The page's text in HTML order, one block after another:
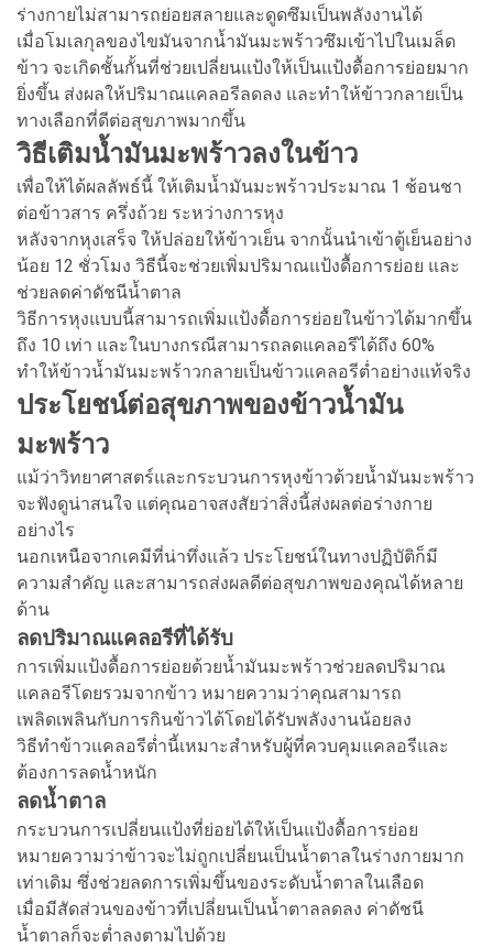
ร่างกายไม่สามารถย่อยสลายและดูดซึมเป็นพลังงานได้
เมื่อโมเลกุลของไขมันจากน้ำมันมะพร้าวซึมเข้าไปในเมล็ด
ข้าว จะเกิดชั้นกั้นที่ช่วยเปลี่ยนแป้งให้เป็นแป้งดื้อการย่อยมาก
ยิ่งขึ้น ส่งผลให้ปริมาณแคลอรีลดลง และทำให้ข้าวกลายเป็น
ทางเลือกที่ดีต่อสุขภาพมากขึ้น
วิธีเติมน้ำมันมะพร้าวลงในข้าว
เพื่อให้ได้ผลลัพธ์นี้ ให้เติมน้ำมันมะพร้าวประมาณ 1 ช้อนชา
ต่อข้าวสาร ครึ่งถ้วย ระหว่างการหุง
หลังจากหุงเสร็จ ให้ปล่อยให้ข้าวเย็น จากนั้นนำเข้าตู้เย็นอย่าง
น้อย 12 ชั่วโมง วิธีนี้จะช่วยเพิ่มปริมาณแป้งดื้อการย่อย และ
ช่วยลดค่าดัชนีน้ำตาล
วิธีการหุงแบบนี้สามารถเพิ่มแป้งดื้อการย่อยในข้าวได้มากขึ้น
ถึง 10 เท่า และในบางกรณีสามารถลดแคลอรีได้ถึง 60%
ทำให้ข้าวน้ำมันมะพร้าวกลายเป็นข้าวแคลอรีต่ำอย่างแท้จริง
ประโยชน์ต่อสุขภาพของข้าวน้ำมัน
มะพร้าว
แม้ว่าวิทยาศาสตร์และกระบวนการหุงข้าวด้วยน้ำมันมะพร้าว
จะฟังดูน่าสนใจ แต่คุณอาจสงสัยว่าสิ่งนี้ส่งผลต่อร่างกาย
อย่างไร
นอกเหนือจากเคมีที่น่าทึ่งแล้ว ประโยชน์ในทางปฏิบัติก็มี
ความสำคัญ และสามารถส่งผลดีต่อสุขภาพของคุณได้หลาย
ด้าน
ลดปริมาณแคลอรีที่ได้รับ
การเพิ่มแป้งดื้อการย่อยด้วยน้ำมันมะพร้าวช่วยลดปริมาณ
แคลอรีโดยรวมจากข้าว หมายความว่าคุณสามารถ
เพลิดเพลินกับการกินข้าวได้โดยได้รับพลังงานน้อยลง
วิธีทำข้าวแคลอรีต่ำนี้เหมาะสำหรับผู้ที่ควบคุมแคลอรีและ
ต้องการลดน้ำหนัก
ลดน้ำตาล
กระบวนการเปลี่ยนแป้งที่ย่อยได้ให้เป็นแป้งดื้อการย่อย
หมายความว่าข้าวจะไม่ถูกเปลี่ยนเป็นน้ำตาลในร่างกายมาก
เท่าเดิม ซึ่งช่วยลดการเพิ่มขึ้นของระดับน้ำตาลในเลือด
เมื่อมีสัดส่วนของข้าวที่เปลี่ยนเป็นน้ำตาลลดลง ค่าดัชนี
น้ำตาลก็จะต่ำลงตามไปด้วย